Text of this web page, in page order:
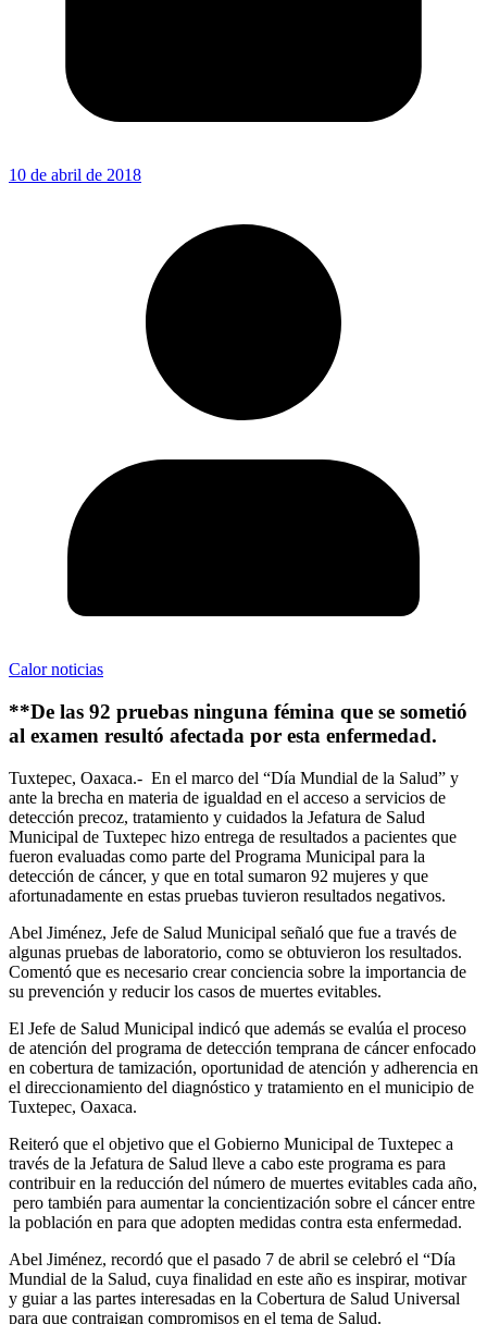
10 de abril de 2018
Calor noticias
**De las 92 pruebas ninguna fémina que se sometió
al examen resultó afectada por esta enfermedad.
Tuxtepec, Oaxaca.- En el marco del “Día Mundial de la Salud” y
ante la brecha en materia de igualdad en el acceso a servicios de
detección precoz, tratamiento y cuidados la Jefatura de Salud
Municipal de Tuxtepec hizo entrega de resultados a pacientes que
fueron evaluadas como parte del Programa Municipal para la
detección de cáncer, y que en total sumaron 92 mujeres y que
afortunadamente en estas pruebas tuvieron resultados negativos.
Abel Jiménez, Jefe de Salud Municipal señaló que fue a través de
algunas pruebas de laboratorio, como se obtuvieron los resultados.
Comentó que es necesario crear conciencia sobre la importancia de
su prevención y reducir los casos de muertes evitables.
El Jefe de Salud Municipal indicó que además se evalúa el proceso
de atención del programa de detección temprana de cáncer enfocado
en cobertura de tamización, oportunidad de atención y adherencia en
el direccionamiento del diagnóstico y tratamiento en el municipio de
Tuxtepec, Oaxaca.
Reiteró que el objetivo que el Gobierno Municipal de Tuxtepec a
través de la Jefatura de Salud lleve a cabo este programa es para
contribuir en la reducción del número de muertes evitables cada año,
pero también para aumentar la concientización sobre el cáncer entre
la población en para que adopten medidas contra esta enfermedad.
Abel Jiménez, recordó que el pasado 7 de abril se celebró el “Día
Mundial de la Salud, cuya finalidad en este año es inspirar, motivar
y guiar a las partes interesadas en la Cobertura de Salud Universal
para que contraigan compromisos en el tema de Salud.